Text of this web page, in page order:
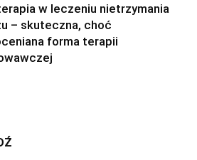
w leczeniu nietrzymania
– skuteczna, choć
forma terapii